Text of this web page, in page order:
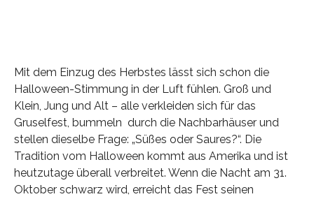
Mit dem Einzug des Herbstes lässt sich schon die
Halloween-Stimmung in der Luft fühlen. Groß und
Klein, Jung und Alt – alle verkleiden sich für das
Gruselfest, bummeln durch die Nachbarhäuser und
stellen dieselbe Frage: „Süßes oder Saures?“. Die
Tradition vom Halloween kommt aus Amerika und ist
heutzutage überall verbreitet. Wenn die Nacht am 31.
Oktober schwarz wird, erreicht das Fest seinen